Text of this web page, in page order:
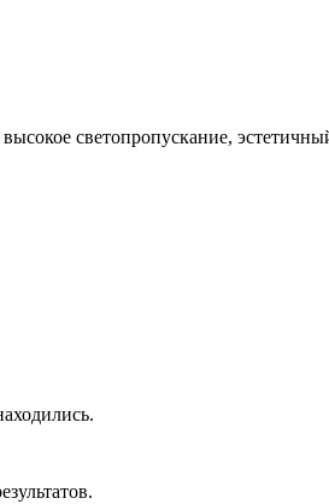
светопропускание,